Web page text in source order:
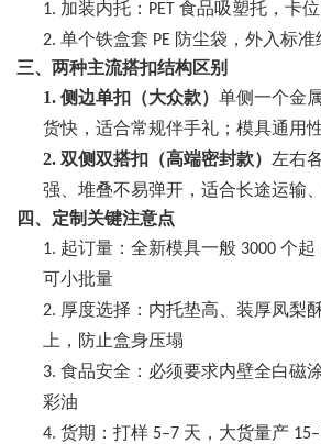
1. 加装内托： PET 食品吸塑托，卡
2. 单个铁盒套 PE 防尘袋，外入标
三、两种主流搭扣结构区别
1. 侧边单扣（大众款） 单侧一个金
货快，适合常规伴手礼；模具通用
2. 双侧双搭扣（高端密封款） 左右
强、堆叠不易弹开，适合长途运输
四、定制关键注意点
1. 起订量：全新模具一般 3000 个起
可小批量
2. 厚度选择：内托垫高、装厚凤梨
上，防止盒身压塌
3. 食品安全：必须要求内壁全白磁
彩油
4. 货期：打样 5–7 天，大货量产